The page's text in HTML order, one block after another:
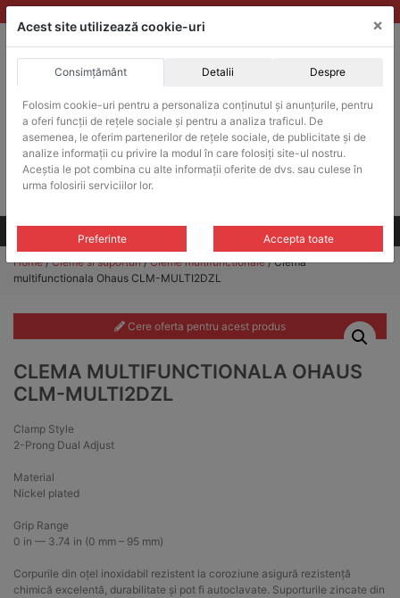
Skip
to
ACHIZITII PUBLICE
Produsele pot fi achizitionate si in sistemul SEAP / SICAP
Products
search
CAUTARE
Toate produsele
Home/Cleme si suporturi/Cleme multifunctionale/ Clema
multifunctionala Ohaus CLM-MULTI2DZL
Cere oferta pentru acest produs
CLEMA MULTIFUNCTIONALA OHAUS
CLM-MULTI2DZL
Clamp Style
2-Prong Dual Adjust
Material
Nickel plated
Grip Range
0 in — 3.74 in (0 mm – 95 mm)
Corpurile din oțel inoxidabil rezistent la coroziune asigură rezistență
chimică excelentă, durabilitate și pot fi autoclavate. Suporturile zincate din
Acest site utilizează cookie-uri ×
Consimțământ Detalii Despre
Folosim cookie-uri pentru a personaliza conținutul și anunțurile, pentru
a oferi funcții de rețele sociale și pentru a analiza traficul. De
asemenea, le oferim partenerilor de rețele sociale, de publicitate și de
analize informații cu privire la modul în care folosiți site-ul nostru.
Aceștia le pot combina cu alte informații oferite de dvs. sau culese în
urma folosirii serviciilor lor.
Preferinte Accepta toate